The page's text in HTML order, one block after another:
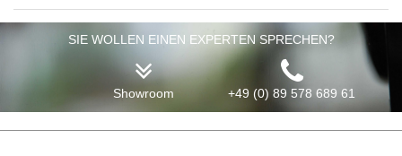
SIE WOLLEN EINEN EXPERTEN SPRECHEN?
Showroom +49 (0) 89 578 689 61